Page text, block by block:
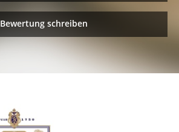
Bewertung schreiben